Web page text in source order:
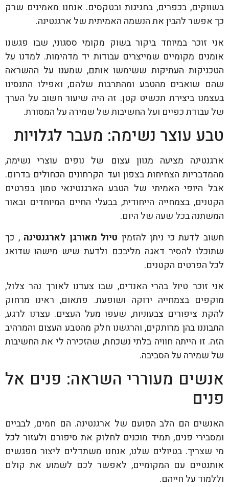
בשווקים, בכפרים, בחגיגות ובטקסים. אנחנו מאמינים שרק
כך אפשר להבין את הנשמה האמיתית של ארגנטינה.
אני זוכר במיוחד ביקור בשוק מקומי ססגוני, שבו פגשנו
אומנים מקומיים שמייצרים עבודות יד מדהימות. למדנו על
הטכניקות העתיקות ששימשו אותם, שמענו על ההשראה
שהם שואבים מהטבע ומהתרבות שלהם, ואפילו התנסינו
בעצמנו ביצירת תכשיט קטן. זה היה שיעור חשוב על הערך
של עבודת כפיים ועל החשיבות של שמירה על המסורת.
טבע עוצר נשימה: מעבר לגלויות
ארגנטינה מציעה מגוון עצום של נופים עוצרי נשימה,
מהמדבריות הצחיחות בצפון ועד הקרחונים הכחולים בדרום.
אבל היופי האמיתי של הטבע הארגנטינאי טמון בפרטים
הקטנים, בצמחייה הייחודית, בבעלי החיים המיוחדים ובאור
המשתנה בכל שעה של היום.
חשוב לדעת כי ניתן להזמין טיול מאורגן לארגנטינה , כך
שתוכלו להסיר דאגה מליבכם ולדעת שיש מישהו שדואג
לכל הפרטים הקטנים.
אני זוכר טיול בהרי האנדים, שבו צעדנו לאורך נהר צלול,
מוקפים בצמחייה ירוקה ושופעת. פתאום, ראינו מרחוק
להקת ציפורים צבעוניות, שעפו מעל העצים. עצרנו לרגע,
התבוננו בהן מרותקים, והרגשנו חלק מהטבע העצום והמרהיב
הזה. זו הייתה חוויה בלתי נשכחת, שהזכירה לי את החשיבות
של שמירה על הסביבה.
אנשים מעוררי השראה: פנים אל
פנים
האנשים הם הלב הפועם של ארגנטינה. הם חמים, לבביים
ומסבירי פנים, תמיד מוכנים לחלוק את סיפורם ולעזור לכל
מי שצריך. בטיולים שלנו, אנחנו משתדלים ליצור מפגשים
אותנטיים עם המקומיים, לאפשר לכם לשמוע את קולם
וללמוד על חייהם.